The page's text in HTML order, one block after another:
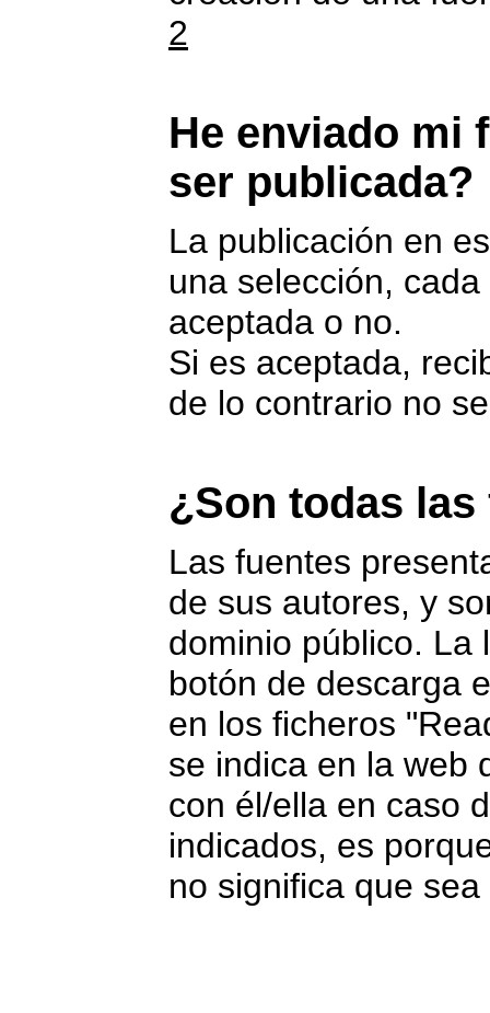
2
He enviado mi
ser publicada?
La publicación en
una selección,
aceptada o no.
Si es aceptada,
de lo contrario no
¿Son todas
Las fuentes
de sus autores, y
dominio público. La
botón de descarga
en los ficheros
se indica en la web
con él/ella en caso
indicados, es
no significa que